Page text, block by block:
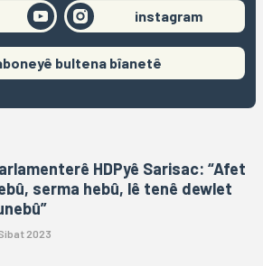
instagram
bultena bîanetê
HDPyê Sarisac: “Afet
serma hebû, lê tenê dewlet
Sibat 2023